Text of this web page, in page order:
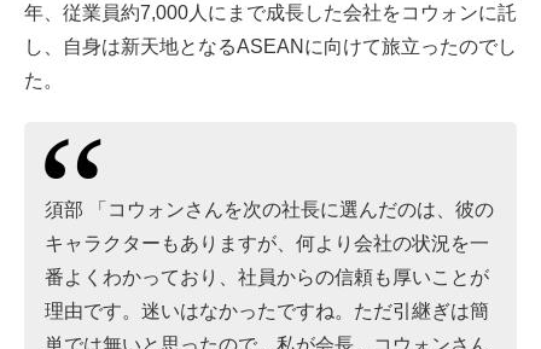
年、従業員約7,000人にまで成長した会社をコウォンに託
し、自身は新天地となるASEANに向けて旅立ったのでし
た。
須部 「コウォンさんを次の社長に選んだのは、彼の
キャラクターもありますが、何より会社の状況を一
番よくわかっており、社員からの信頼も厚いことが
理由です。迷いはなかったですね。ただ引継ぎは簡
単では無いと思ったので、私が会長、コウォンさん